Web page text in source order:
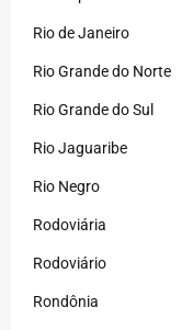
Rio de Janeiro
Rio Grande do Norte
Rio Grande do Sul
Rio Jaguaribe
Rio Negro
Rodoviária
Rodoviário
Rondônia